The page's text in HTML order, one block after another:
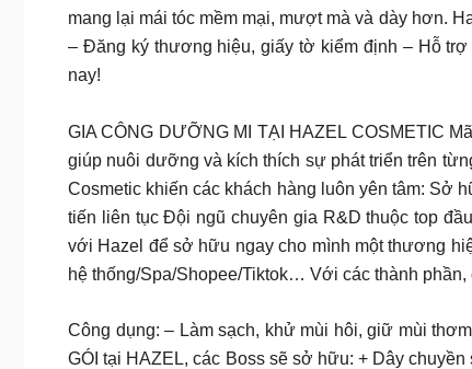
mang lại mái tóc mềm mại, mượt mà và dày hơn.
– Đăng ký thương hiệu, giấy tờ kiểm định – Hỗ trợ
nay!
GIA CÔNG DƯỠNG MI TẠI HAZEL COSMETIC
giúp nuôi dưỡng và kích thích sự phát triển trên
Cosmetic khiến các khách hàng luôn yên tâm: Sở
tiến liên tục Đội ngũ chuyên gia R&D thuộc top
với Hazel để sở hữu ngay cho mình một thương
hệ thống/Spa/Shopee/Tiktok… Với các thành
Công dụng: – Làm sạch, khử mùi hôi, giữ mùi
GÓI tại HAZEL, các Boss sẽ sở hữu: + Dây